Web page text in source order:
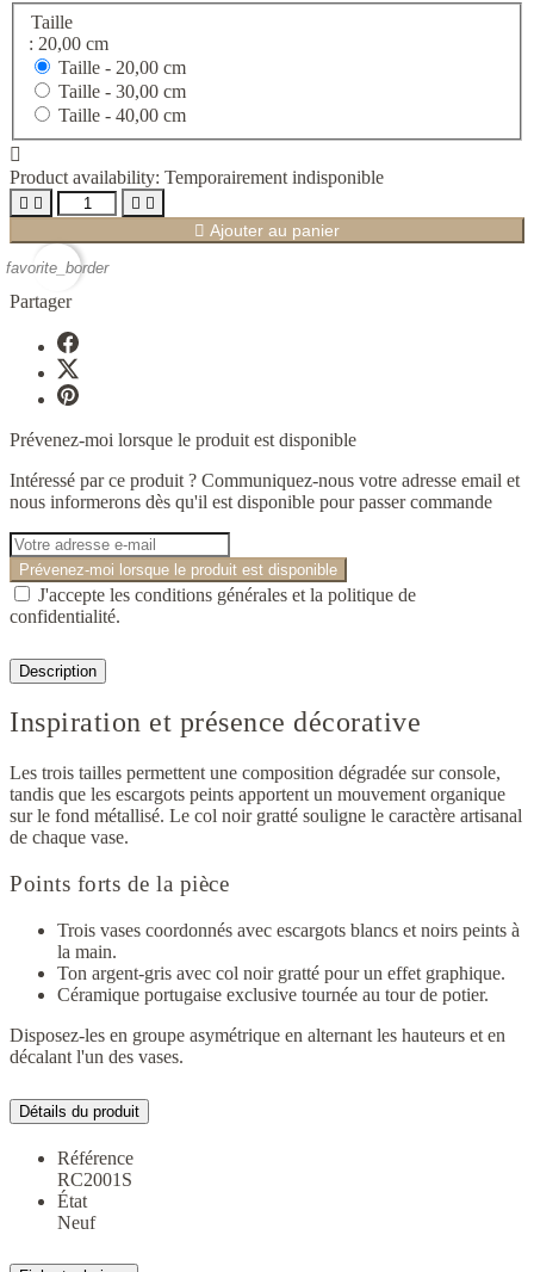
Taille
: 20,00 cm
Taille - 20,00 cm
Taille - 30,00 cm
Taille - 40,00 cm

Product availability: Temporairement indisponible
   
 Ajouter au panier
favorite_border
Partager
Prévenez-moi lorsque le produit est disponible
Intéressé par ce produit ? Communiquez-nous votre adresse email et
nous informerons dès qu'il est disponible pour passer commande
Prévenez-moi lorsque le produit est disponible
J'accepte les conditions générales et la politique de
confidentialité.
Description
Inspiration et présence décorative
Les trois tailles permettent une composition dégradée sur console,
tandis que les escargots peints apportent un mouvement organique
sur le fond métallisé. Le col noir gratté souligne le caractère artisanal
de chaque vase.
Points forts de la pièce
Trois vases coordonnés avec escargots blancs et noirs peints à
la main.
Ton argent-gris avec col noir gratté pour un effet graphique.
Céramique portugaise exclusive tournée au tour de potier.
Disposez-les en groupe asymétrique en alternant les hauteurs et en
décalant l'un des vases.
Détails du produit
Référence
RC2001S
État
Neuf